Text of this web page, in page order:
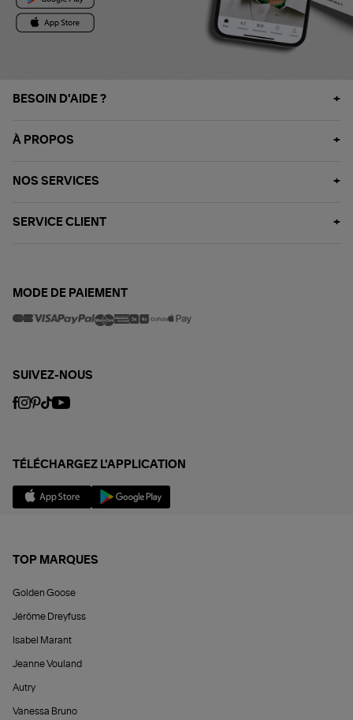
BESOIN D'AIDE ?
À PROPOS
NOS SERVICES
SERVICE CLIENT
MODE DE PAIEMENT
SUIVEZ-NOUS
TÉLÉCHARGEZ L'APPLICATION
TOP MARQUES
Golden Goose
Jérôme Dreyfuss
Isabel Marant
Jeanne Vouland
Autry
Vanessa Bruno